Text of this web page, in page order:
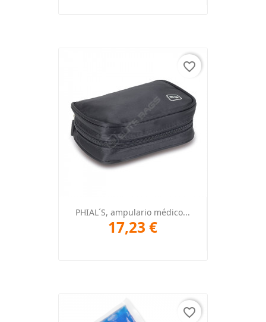
PHIAL´S, ampulario médico...
17,23 €
favorite_border
favorite_border